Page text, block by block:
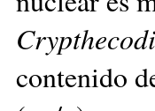
contenido